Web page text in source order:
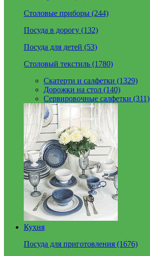
Столовые приборы (244)
Посуда в дорогу (132)
Посуда для детей (53)
Столовый текстиль (1780)
Скатерти и салфетки (1329)
Дорожки на стол (140)
Сервировочные салфетки (311)
Кухня
Посуда для приготовления (1676)